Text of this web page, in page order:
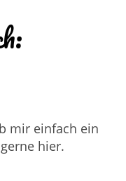
mir einfach ein
hier.